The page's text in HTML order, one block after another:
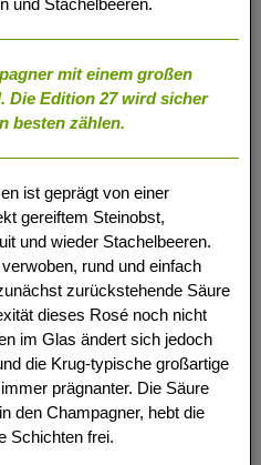
und Stachelbeeren.
mit einem großen
Die Edition 27 wird sicher
besten zählen.
ist geprägt von einer
gereiftem Steinobst,
und wieder Stachelbeeren.
rund und einfach
zurückstehende Säure
dieses Rosé noch nicht
im Glas ändert sich jedoch
die Krug-typische großartige
prägnanter. Die Säure
den Champagner, hebt die
Schichten frei.